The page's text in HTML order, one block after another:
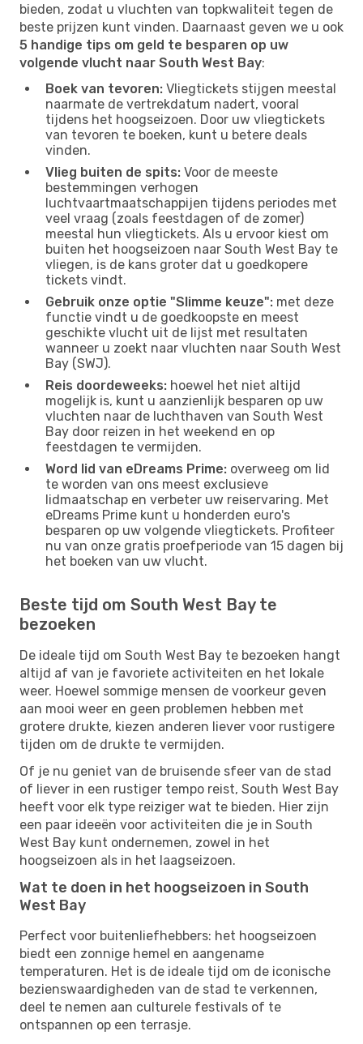
bieden, zodat u vluchten van topkwaliteit tegen de
beste prijzen kunt vinden. Daarnaast geven we u ook
5 handige tips om geld te besparen op uw
volgende vlucht naar South West Bay:
Boek van tevoren: Vliegtickets stijgen meestal
naarmate de vertrekdatum nadert, vooral
tijdens het hoogseizoen. Door uw vliegtickets
van tevoren te boeken, kunt u betere deals
vinden.
Vlieg buiten de spits: Voor de meeste
bestemmingen verhogen
luchtvaartmaatschappijen tijdens periodes met
veel vraag (zoals feestdagen of de zomer)
meestal hun vliegtickets. Als u ervoor kiest om
buiten het hoogseizoen naar South West Bay te
vliegen, is de kans groter dat u goedkopere
tickets vindt.
Gebruik onze optie "Slimme keuze": met deze
functie vindt u de goedkoopste en meest
geschikte vlucht uit de lijst met resultaten
wanneer u zoekt naar vluchten naar South West
Bay (SWJ).
Reis doordeweeks: hoewel het niet altijd
mogelijk is, kunt u aanzienlijk besparen op uw
vluchten naar de luchthaven van South West
Bay door reizen in het weekend en op
feestdagen te vermijden.
Word lid van eDreams Prime: overweeg om lid
te worden van ons meest exclusieve
lidmaatschap en verbeter uw reiservaring. Met
eDreams Prime kunt u honderden euro's
besparen op uw volgende vliegtickets. Profiteer
nu van onze gratis proefperiode van 15 dagen bij
het boeken van uw vlucht.
Beste tijd om South West Bay te
bezoeken
De ideale tijd om South West Bay te bezoeken hangt
altijd af van je favoriete activiteiten en het lokale
weer. Hoewel sommige mensen de voorkeur geven
aan mooi weer en geen problemen hebben met
grotere drukte, kiezen anderen liever voor rustigere
tijden om de drukte te vermijden.
Of je nu geniet van de bruisende sfeer van de stad
of liever in een rustiger tempo reist, South West Bay
heeft voor elk type reiziger wat te bieden. Hier zijn
een paar ideeën voor activiteiten die je in South
West Bay kunt ondernemen, zowel in het
hoogseizoen als in het laagseizoen.
Wat te doen in het hoogseizoen in South
West Bay
Perfect voor buitenliefhebbers: het hoogseizoen
biedt een zonnige hemel en aangename
temperaturen. Het is de ideale tijd om de iconische
bezienswaardigheden van de stad te verkennen,
deel te nemen aan culturele festivals of te
ontspannen op een terrasje.